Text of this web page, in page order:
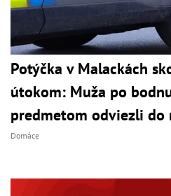
Potýčka v Malackách
útokom: Muža po
predmetom odviezli do
Domáce